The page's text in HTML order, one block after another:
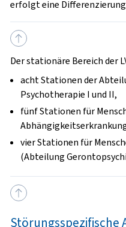
erfolgt eine
Der stationäre Bereich der
acht Stationen der
Psychotherapie I und II,
fünf Stationen für
vier Stationen für
(Abteilung
Störungsspezifische